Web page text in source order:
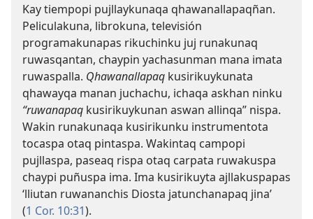
Kay tiempopi pujllaykunaqa qhawanallapaqñan.
Peliculakuna, librokuna, televisión
programakunapas rikuchinku juj runakunaq
ruwasqantan, chaypin yachasunman mana imata
ruwaspalla. Qhawanallapaq kusirikuykunata
qhawayqa manan juchachu, ichaqa askhan ninku
“ruwanapaq kusirikuykunan aswan allinqa” nispa.
Wakin runakunaqa kusirikunku instrumentota
tocaspa otaq pintaspa. Wakintaq campopi
pujllaspa, paseaq rispa otaq carpata ruwakuspa
chaypi puñuspa ima. Ima kusirikuyta ajllakuspapas
‘lliutan ruwananchis Diosta jatunchanapaq jina’
(1 Cor. 10:31).